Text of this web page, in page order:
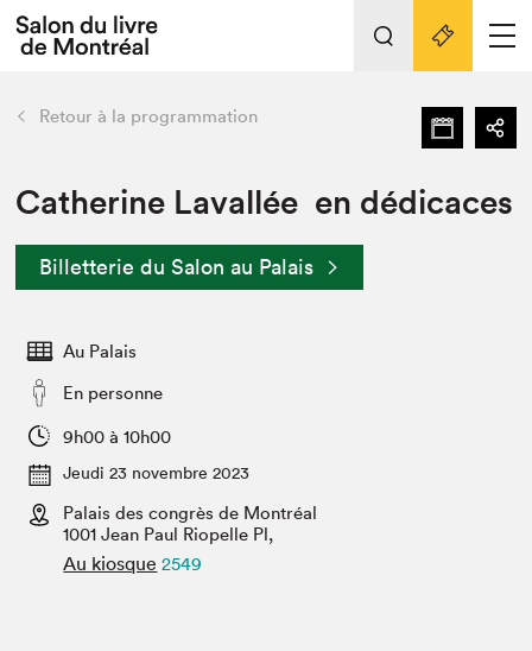
Espace exposant⋅e⋅s
Espace enseignant·e·s
Espace médias
L'événement
Préparer sa visite au Salon
Actualités
SLM PRO
retour Nos activités
Préparer sa visite
Salon dans la ville et en ligne
Projets partenaires
Liens pratiques
Retour à la programmation
Catherine Lavallée en dédicaces
Billetterie du Salon au Palais
Au Palais
En personne
9h00 à 10h00
Jeudi 23 novembre 2023
Palais des congrès de Montréal
1001 Jean Paul Riopelle Pl,
Au kiosque 2549